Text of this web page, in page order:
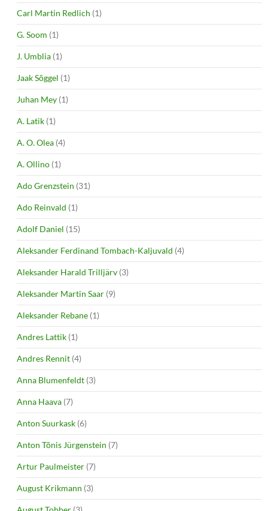
Carl Martin Redlich (1)
G. Soom (1)
J. Umblia (1)
Jaak Sõggel (1)
Juhan Mey (1)
A. Latik (1)
A. O. Olea (4)
A. Ollino (1)
Ado Grenzstein (31)
Ado Reinvald (1)
Adolf Daniel (15)
Aleksander Ferdinand Tombach-Kaljuvald (4)
Aleksander Harald Trilljärv (3)
Aleksander Martin Saar (9)
Aleksander Rebane (1)
Andres Lattik (1)
Andres Rennit (4)
Anna Blumenfeldt (3)
Anna Haava (7)
Anton Suurkask (6)
Anton Tõnis Jürgenstein (7)
Artur Paulmeister (7)
August Krikmann (3)